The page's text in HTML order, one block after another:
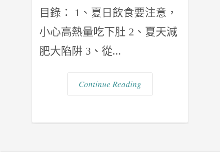
目錄： 1、夏日飲食要注意，
小心高熱量吃下肚 2、夏天減
肥大陷阱 3、從...
Continue Reading